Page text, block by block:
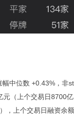
中位数 +0.43%，非
（上个交易日8700
，上个交易日融资余